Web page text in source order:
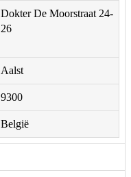
Dokter De Moorstraat 24-
26
Aalst
9300
België